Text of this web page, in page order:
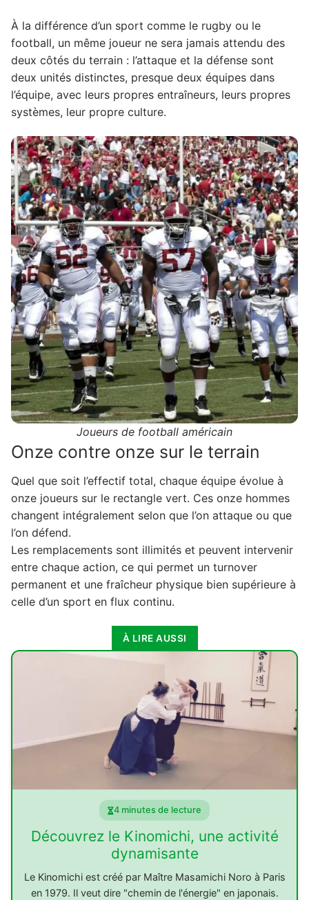
4. L'attaque et la défense : un duel de cerveaux
4.1. L'attaque : conquérir le terrain mètre par
mètre
4.2. La défense : l'art de lire et d'anticiper
5. Le jeu au pied : bien plus qu'un simple détail
5.1. L'engagement et le dégagement
5.2. La transformation : jouer les
prolongateurs
6. Le système de points : comprendre le
tableau d'affichage
À la différence d’un sport comme le rugby ou le
football, un même joueur ne sera jamais attendu des
deux côtés du terrain : l’attaque et la défense sont
deux unités distinctes, presque deux équipes dans
l’équipe, avec leurs propres entraîneurs, leurs propres
systèmes, leur propre culture.
Joueurs de football américain
Onze contre onze sur le terrain
Quel que soit l’effectif total, chaque équipe évolue à
onze joueurs sur le rectangle vert. Ces onze hommes
changent intégralement selon que l’on attaque ou que
l’on défend.
Les remplacements sont illimités et peuvent intervenir
entre chaque action, ce qui permet un turnover
permanent et une fraîcheur physique bien supérieure à
celle d’un sport en flux continu.
À LIRE AUSSI
4 minutes de lecture
Découvrez le Kinomichi, une activité
dynamisante
Le Kinomichi est créé par Maître Masamichi Noro à Paris
en 1979. Il veut dire "chemin de l'énergie" en japonais.